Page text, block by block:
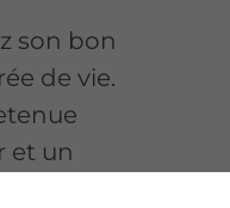
son bon
de vie.
et un
vos